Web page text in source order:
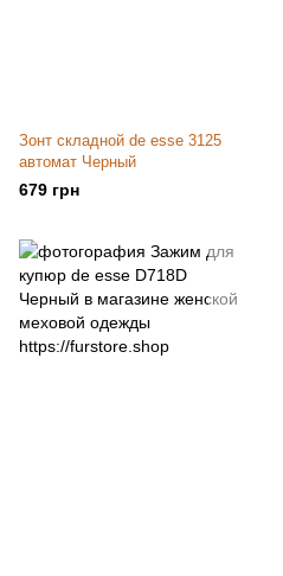
Зонт складной de esse 3125
автомат Черный
679 грн